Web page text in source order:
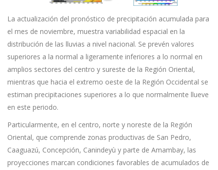
La actualización del pronóstico de precipitación acumulada para
el mes de noviembre, muestra variabilidad espacial en la
distribución de las lluvias a nivel nacional. Se prevén valores
superiores a la normal a ligeramente inferiores a lo normal en
amplios sectores del centro y sureste de la Región Oriental,
mientras que hacia el extremo oeste de la Región Occidental se
estiman precipitaciones superiores a lo que normalmente llueve
en este periodo.
Particularmente, en el centro, norte y noreste de la Región
Oriental, que comprende zonas productivas de San Pedro,
Caaguazú, Concepción, Canindeyù y parte de Amambay, las
proyecciones marcan condiciones favorables de acumulados de